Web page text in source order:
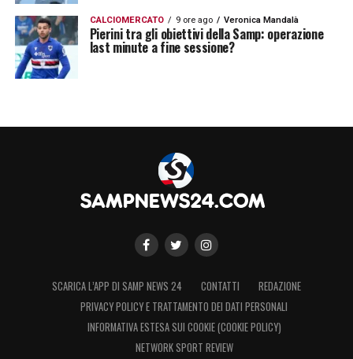
CALCIOMERCATO 9 ore ago Veronica Mandalà
Pierini tra gli obiettivi della Samp: operazione
last minute a fine sessione?
SCARICA L’APP DI SAMP NEWS 24 CONTATTI
REDAZIONE
PRIVACY POLICY E TRATTAMENTO DEI DATI PERSONALI
INFORMATIVA ESTESA SUI COOKIE (COOKIE POLICY)
NETWORK SPORT REVIEW